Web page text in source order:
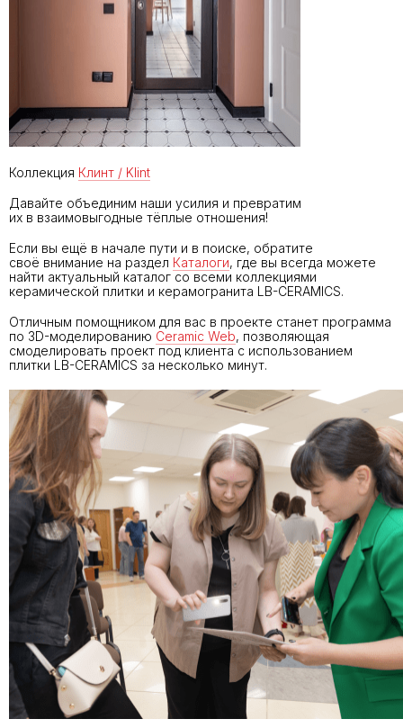
Коллекция Клинт / Klint
Давайте объединим наши усилия и превратим
их в взаимовыгодные тёплые отношения!
Если вы ещё в начале пути и в поиске, обратите
своё внимание на раздел Каталоги, где вы всегда можете
найти актуальный каталог со всеми коллекциями
керамической плитки и керамогранита LB-CERAMICS.
Отличным помощником для вас в проекте станет программа
по 3D-моделированию Ceramic Web, позволяющая
смоделировать проект под клиента с использованием
плитки LB-CERAMICS за несколько минут.